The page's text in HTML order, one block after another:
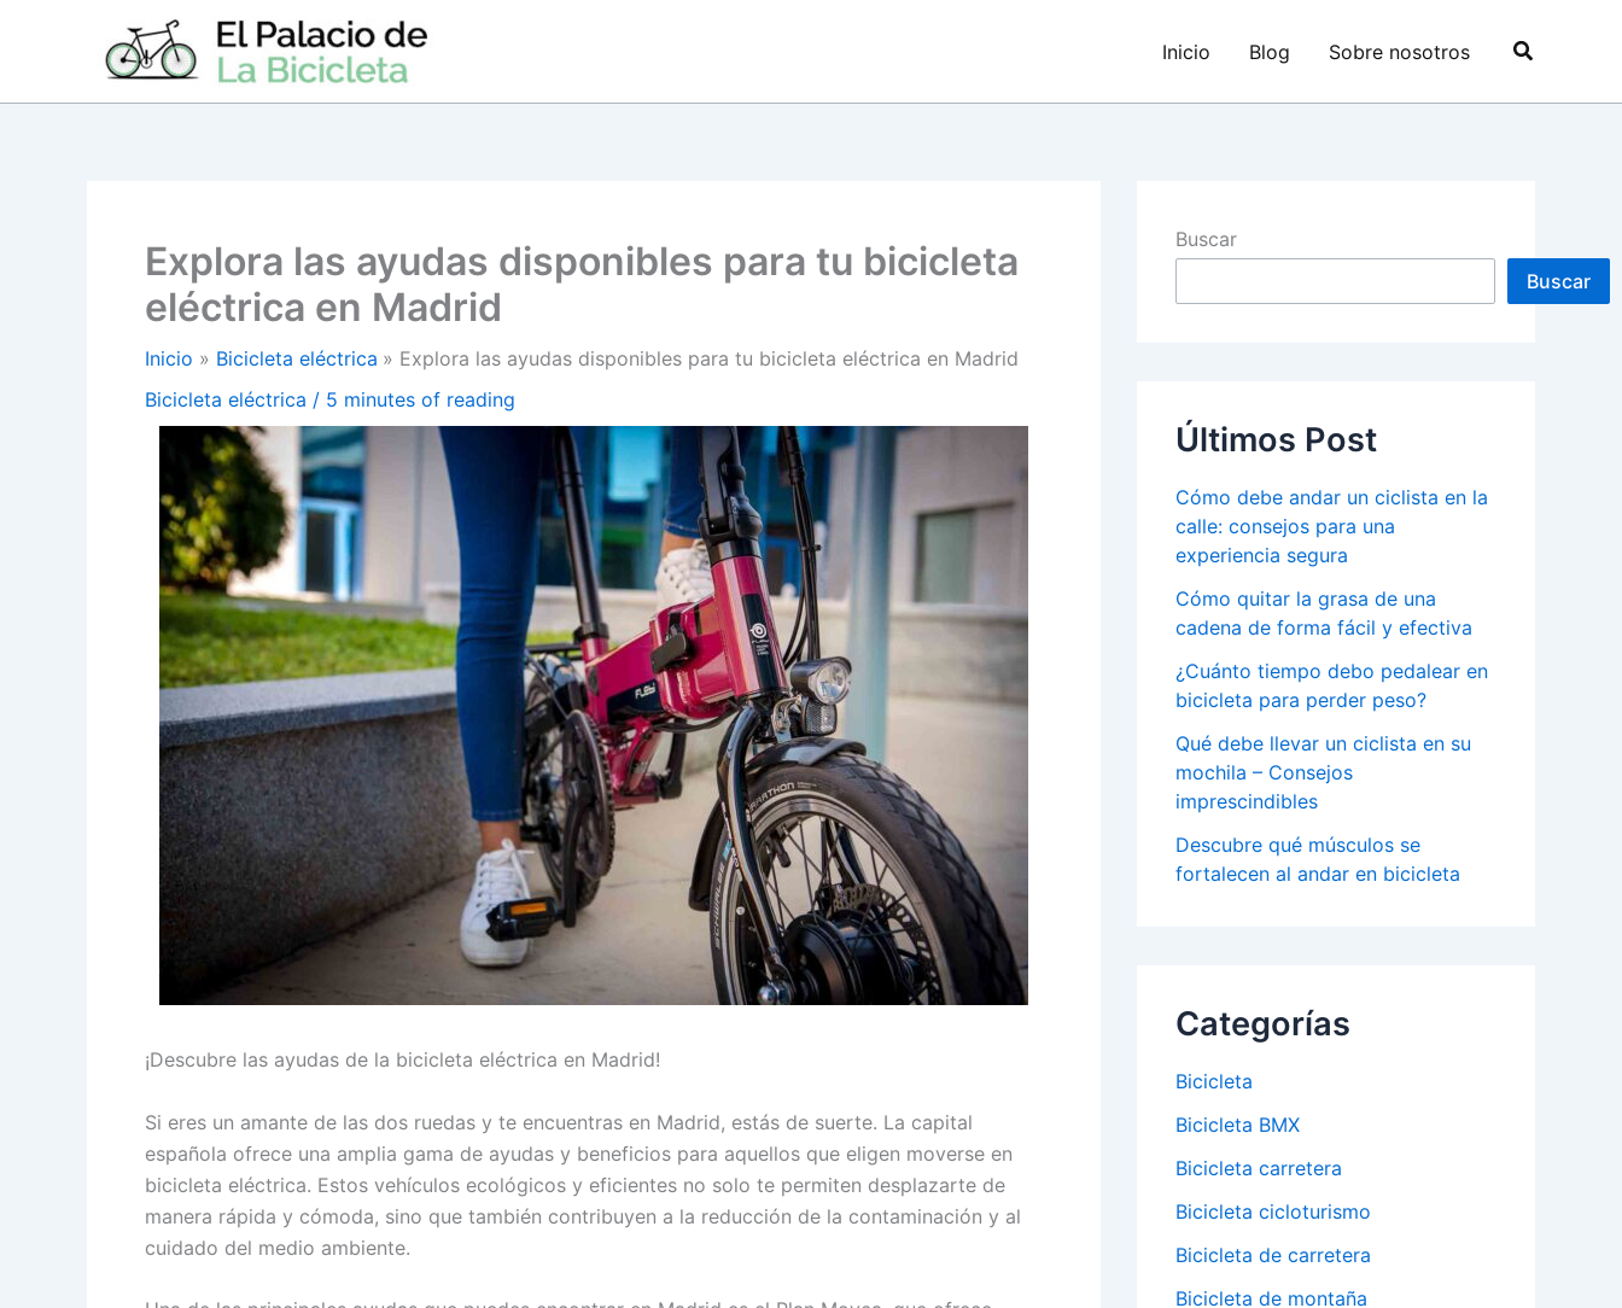
Inicio Blog Sobre nosotros Buscar
Explora las ayudas disponibles para tu bicicleta
eléctrica en Madrid
Inicio Bicicleta eléctrica
Explora las ayudas disponibles para tu bicicleta eléctrica en Madrid
Bicicleta eléctrica / 5 minutes of reading
¡Descubre las ayudas de la bicicleta eléctrica en Madrid!
Si eres un amante de las dos ruedas y te encuentras en Madrid, estás de suerte. La capital
española ofrece una amplia gama de ayudas y beneficios para aquellos que eligen moverse en
bicicleta eléctrica. Estos vehículos ecológicos y eficientes no solo te permiten desplazarte de
manera rápida y cómoda, sino que también contribuyen a la reducción de la contaminación y al
cuidado del medio ambiente.
Buscar
Buscar
Últimos Post
Cómo debe andar un ciclista en la
calle: consejos para una
experiencia segura
Cómo quitar la grasa de una
cadena de forma fácil y efectiva
¿Cuánto tiempo debo pedalear en
bicicleta para perder peso?
Qué debe llevar un ciclista en su
mochila – Consejos
imprescindibles
Descubre qué músculos se
fortalecen al andar en bicicleta
Categorías
Bicicleta
Bicicleta BMX
Bicicleta carretera
Bicicleta cicloturismo
Bicicleta de carretera
Bicicleta de montaña